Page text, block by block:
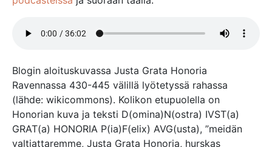
Blogin aloituskuvassa Justa Grata Honoria
Ravennassa 430-445 välillä lyötetyssä rahassa
(lähde: wikicommons). Kolikon etupuolella on
Honorian kuva ja teksti D(omina)N(ostra) IVST(a)
GRAT(a) HONORIA P(ia)F(elix) AVG(usta), ”meidän
valtiattaremme, Justa Grata Honoria, hurskas